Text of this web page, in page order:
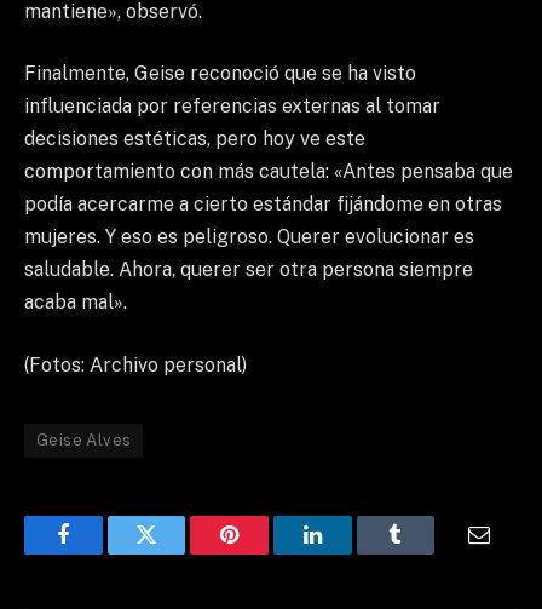
mantiene», observó.
Finalmente, Geise reconoció que se ha visto
influenciada por referencias externas al tomar
decisiones estéticas, pero hoy ve este
comportamiento con más cautela: «Antes pensaba que
podía acercarme a cierto estándar fijándome en otras
mujeres. Y eso es peligroso. Querer evolucionar es
saludable. Ahora, querer ser otra persona siempre
acaba mal».
(Fotos: Archivo personal)
Geise Alves
FacebookTwitter Pinterest LinkedInTumblr Email